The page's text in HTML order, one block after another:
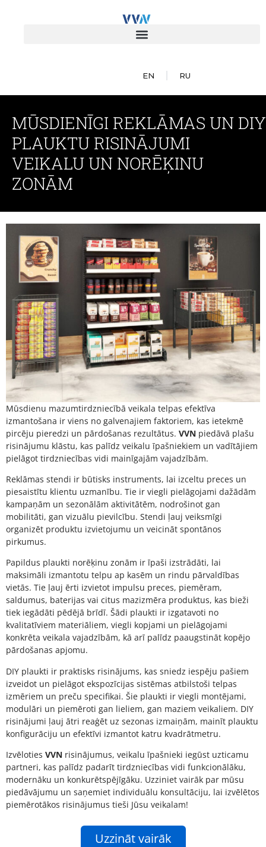
EN RU
MŪSDIENĪGI REKLĀMAS UN DIY
PLAUKTU RISINĀJUMI
VEIKALU UN NORĒĶINU
ZONĀM
Mūsdienu mazumtirdzniecībā veikala telpas efektīva
izmantošana ir viens no galvenajiem faktoriem, kas ietekmē
pircēju pieredzi un pārdošanas rezultātus. VVN piedāvā plašu
risinājumu klāstu, kas palīdz veikalu īpašniekiem un vadītājiem
pielāgot tirdzniecības vidi mainīgajām vajadzībām.
Reklāmas stendi ir būtisks instruments, lai izceltu preces un
piesaistītu klientu uzmanību. Tie ir viegli pielāgojami dažādām
kampaņām un sezonālām aktivitātēm, nodrošinot gan
mobilitāti, gan vizuālu pievilcību. Stendi ļauj veiksmīgi
organizēt produktu izvietojumu un veicināt spontānos
pirkumus.
Papildus plaukti norēķinu zonām ir īpaši izstrādāti, lai
maksimāli izmantotu telpu ap kasēm un rindu pārvaldības
vietās. Tie ļauj ērti izvietot impulsu preces, piemēram,
saldumus, baterijas vai citus mazizmēra produktus, kas bieži
tiek iegādāti pēdējā brīdī. Šādi plaukti ir izgatavoti no
kvalitatīviem materiāliem, viegli kopjami un pielāgojami
konkrēta veikala vajadzībām, kā arī palīdz paaugstināt kopējo
pārdošanas apjomu.
DIY plaukti ir praktisks risinājums, kas sniedz iespēju pašiem
izveidot un pielāgot ekspozīcijas sistēmas atbilstoši telpas
izmēriem un preču specifikai. Šie plaukti ir viegli montējami,
modulāri un piemēroti gan lieliem, gan maziem veikaliem. DIY
risinājumi ļauj ātri reaģēt uz sezonas izmaiņām, mainīt plauktu
konfigurāciju un efektīvi izmantot katru kvadrātmetru.
Izvēloties VVN risinājumus, veikalu īpašnieki iegūst uzticamu
partneri, kas palīdz padarīt tirdzniecības vidi funkcionālāku,
modernāku un konkurētspējīgāku. Uzziniet vairāk par mūsu
piedāvājumu un saņemiet individuālu konsultāciju, lai izvēlētos
piemērotākos risinājumus tieši Jūsu veikalam!
Uzzināt vairāk